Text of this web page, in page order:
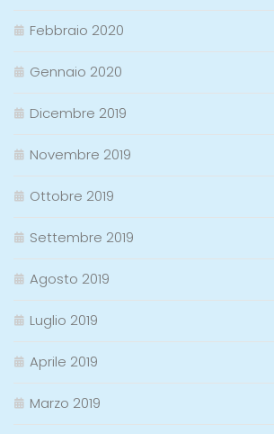
Febbraio 2020
Gennaio 2020
Dicembre 2019
Novembre 2019
Ottobre 2019
Settembre 2019
Agosto 2019
Luglio 2019
Aprile 2019
Marzo 2019